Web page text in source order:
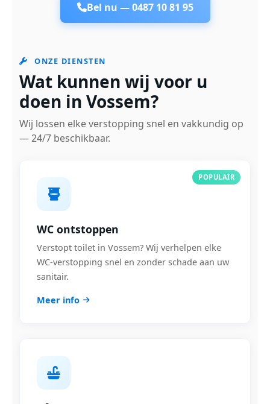
Bel nu —0487 10 81 95
ONZE DIENSTEN
Wat kunnen wij voor u
doen in Vossem?
Wij lossen elke verstopping snel en vakkundig op
— 24/7 beschikbaar.
POPULAIR
WC ontstoppen
Verstopt toilet in Vossem? Wij verhelpen elke
WC-verstopping snel en zonder schade aan uw
sanitair.
Meer info